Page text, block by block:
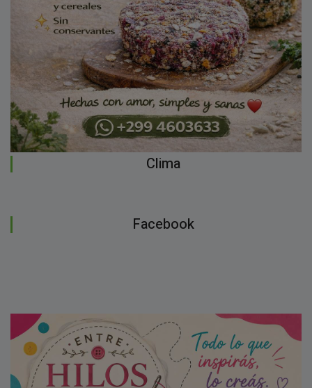
Clima
Facebook